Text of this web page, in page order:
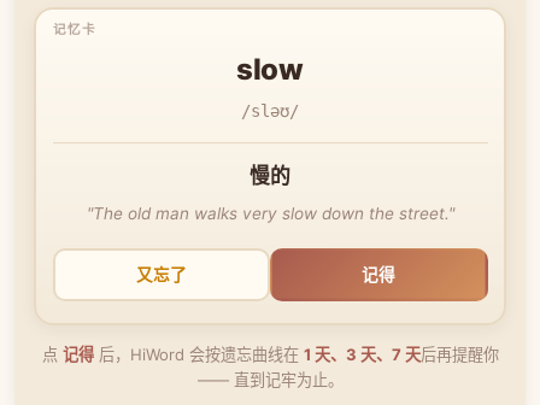
slow
/sləʊ/
慢的
"The old man walks very slow down the street."
又忘了 记得
点 记得后，HiWord 会按遗忘曲线在 1 天、3 天、7 天后再提醒你
—— 直到记牢为止。